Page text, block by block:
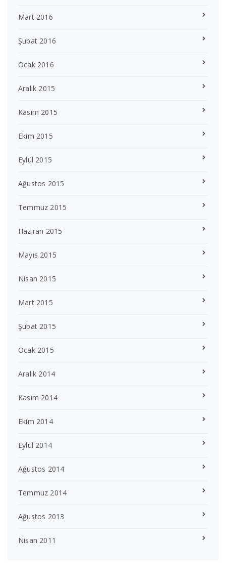
Mart 2016
Şubat 2016
Ocak 2016
Aralık 2015
Kasım 2015
Ekim 2015
Eylül 2015
Ağustos 2015
Temmuz 2015
Haziran 2015
Mayıs 2015
Nisan 2015
Mart 2015
Şubat 2015
Ocak 2015
Aralık 2014
Kasım 2014
Ekim 2014
Eylül 2014
Ağustos 2014
Temmuz 2014
Ağustos 2013
Nisan 2011